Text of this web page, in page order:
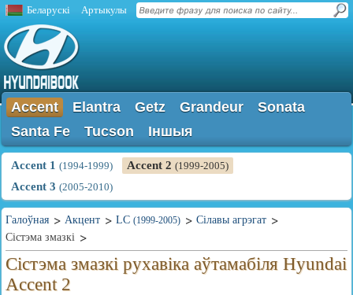
Беларускі Артыкулы
Accent Elantra Getz Grandeur
Sonata
Santa Fe
Tucson Іншыя
Accent 1 (1994-1999) Accent 2 (1999-2005)
Accent 3 (2005-2010)
Галоўная Акцент LC (1999-2005)
Сілавы агрэгат
Сістэма змазкі
Сістэма змазкі рухавіка аўтамабіля Hyundai
Accent 2